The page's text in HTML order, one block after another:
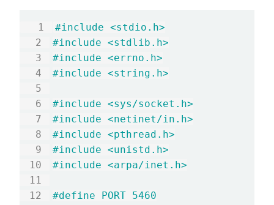
#include <stdio.h>
#include <stdlib.h>
#include <errno.h>
#include <string.h>
#include <sys/socket.h>
#include <netinet/in.h>
#include <pthread.h>
#include <unistd.h>
#include <arpa/inet.h>